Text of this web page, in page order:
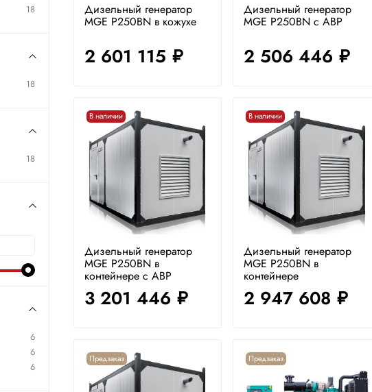
Дизельный генератор
MGE P250BN в кожухе
2 601 115 руб.
Дизельный генератор
MGE P250BN с АВР
2 506 446 руб.
В наличии
Дизельный генератор
MGE P250BN в
контейнере с АВР
3 201 446 руб.
В наличии
Дизельный генератор
MGE P250BN в
контейнере
2 947 608 руб.
Предзаказ Предзаказ
18
18
18
6
6
6